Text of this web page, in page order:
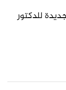
للدكتور